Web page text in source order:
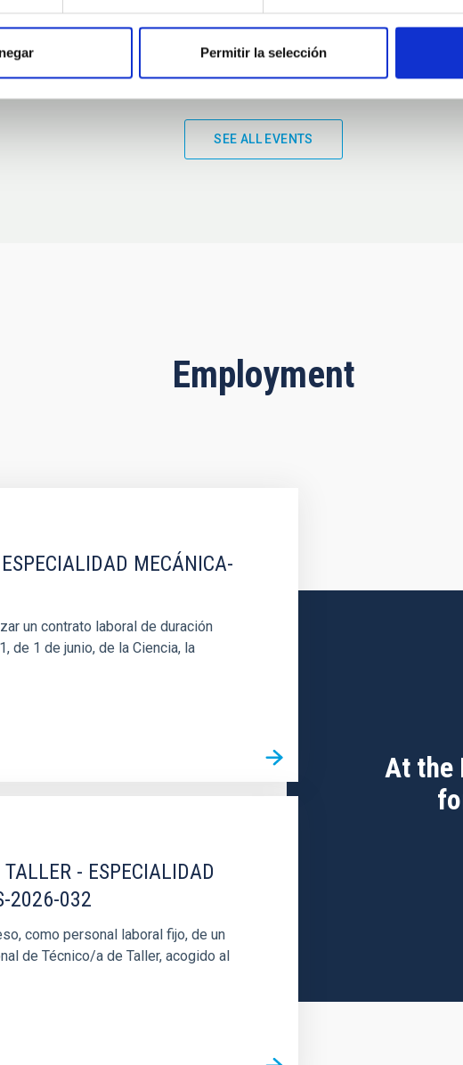
Permitir la selección
SEE ALL EVENTS
Employment
MECÁNICA-
un contrato laboral de duración
de 1 de junio, de la Ciencia, la
- ESPECIALIDAD
2026-032
como personal laboral fijo, de un
de Técnico/a de Taller, acogido al
At the